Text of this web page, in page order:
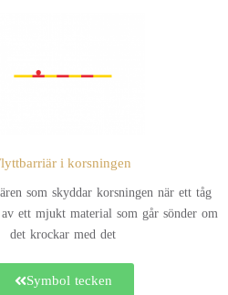
i korsningen
som skyddar korsningen när ett tåg
ett mjukt material som går sönder om
det krockar med det
Symbol tecken